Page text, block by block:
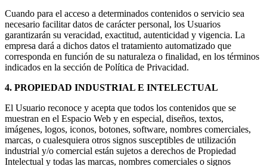
Cuando para el acceso a determinados contenidos o servicio sea
necesario facilitar datos de carácter personal, los Usuarios
garantizarán su veracidad, exactitud, autenticidad y vigencia. La
empresa dará a dichos datos el tratamiento automatizado que
corresponda en función de su naturaleza o finalidad, en los términos
indicados en la sección de Política de Privacidad.
4. PROPIEDAD INDUSTRIAL E INTELECTUAL
El Usuario reconoce y acepta que todos los contenidos que se
muestran en el Espacio Web y en especial, diseños, textos,
imágenes, logos, iconos, botones, software, nombres comerciales,
marcas, o cualesquiera otros signos susceptibles de utilización
industrial y/o comercial están sujetos a derechos de Propiedad
Intelectual y todas las marcas, nombres comerciales o signos